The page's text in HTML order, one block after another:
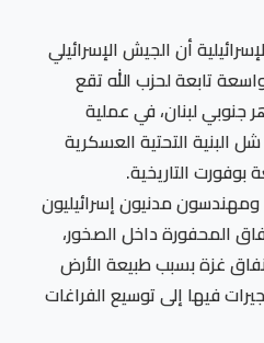
أن الجيش الإسرائيلي
تابعة لحزب الله تقع
لبنان، في عملية
التحتية العسكرية
بوفورت التاريخية.
مدنيون إسرائيليون
المحفورة داخل الصخور،
غزة بسبب طبيعة الأرض
فيها إلى توسيع الفراغات